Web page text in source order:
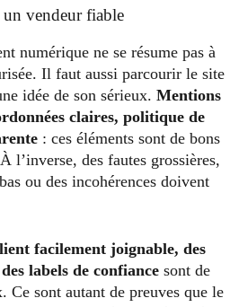
vendeur fiable
numérique ne se résume pas à
Il faut aussi parcourir le site
idée de son sérieux. Mentions
claires, politique de
: ces éléments sont de bons
l’inverse, des fautes grossières,
ou des incohérences doivent
facilement joignable, des
labels de confiance sont de
Ce sont autant de preuves que le